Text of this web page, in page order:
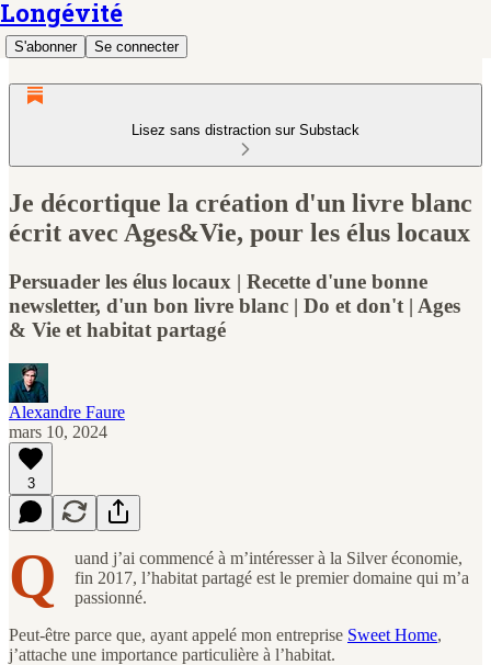
Longévité
S'abonner Se connecter
Lisez sans distraction sur Substack
Je décortique la création d'un livre blanc
écrit avec Ages&Vie, pour les élus locaux
Persuader les élus locaux | Recette d'une bonne
newsletter, d'un bon livre blanc | Do et don't | Ages
& Vie et habitat partagé
Alexandre Faure
mars 10, 2024
3
Q
uand j’ai commencé à m’intéresser à la Silver économie,
fin 2017, l’habitat partagé est le premier domaine qui m’a
passionné.
Peut-être parce que, ayant appelé mon entreprise Sweet Home,
j’attache une importance particulière à l’habitat.